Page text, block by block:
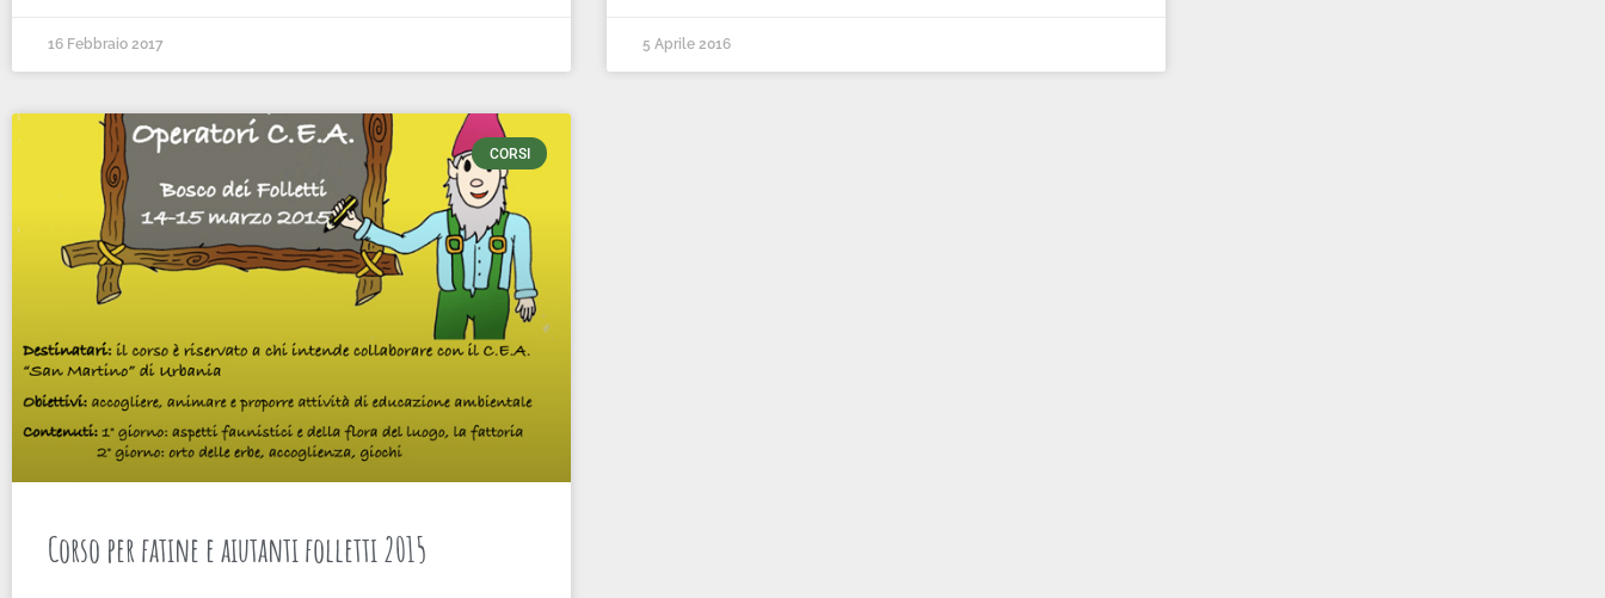
16 Febbraio 2017 5 Aprile 2016
CORSI
Corso per fatine e aiutanti folletti 2015